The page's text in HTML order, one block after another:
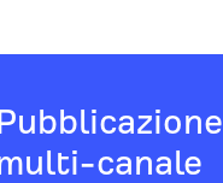
canale